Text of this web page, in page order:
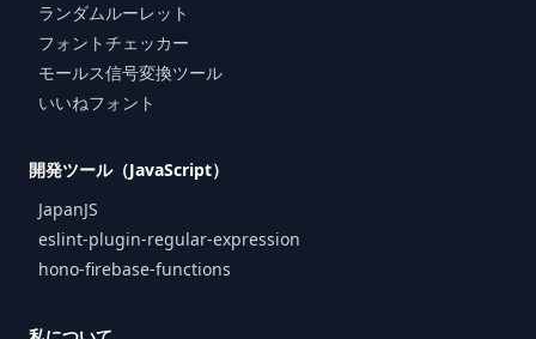
ランダムルーレット
フォントチェッカー
モールス信号変換ツール
いいねフォント
開発ツール（JavaScript）
JapanJS
eslint-plugin-regular-expression
hono-firebase-functions